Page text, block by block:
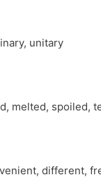
unitary
melted, spoiled,
different,